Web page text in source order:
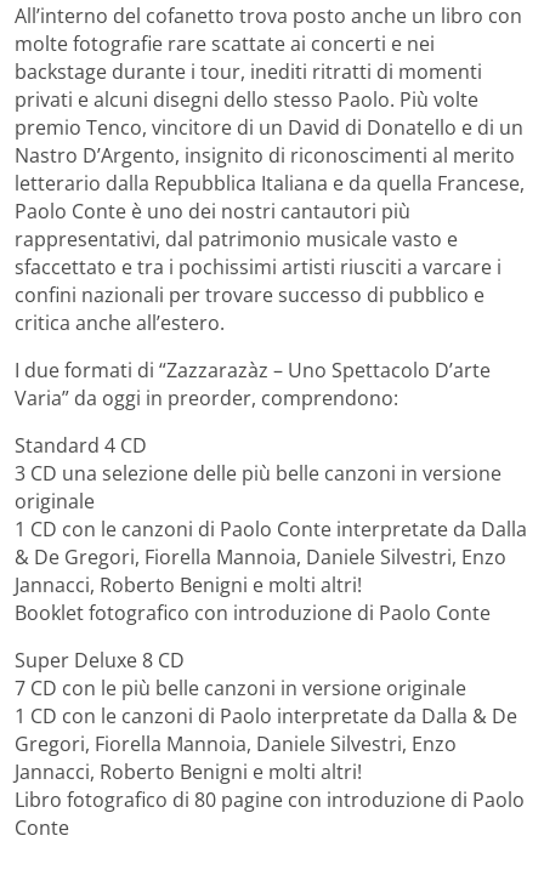
All’interno del cofanetto trova posto anche un libro con
molte fotografie rare scattate ai concerti e nei
backstage durante i tour, inediti ritratti di momenti
privati e alcuni disegni dello stesso Paolo. Più volte
premio Tenco, vincitore di un David di Donatello e di un
Nastro D’Argento, insignito di riconoscimenti al merito
letterario dalla Repubblica Italiana e da quella Francese,
Paolo Conte è uno dei nostri cantautori più
rappresentativi, dal patrimonio musicale vasto e
sfaccettato e tra i pochissimi artisti riusciti a varcare i
confini nazionali per trovare successo di pubblico e
critica anche all’estero.
I due formati di “Zazzarazàz – Uno Spettacolo D’arte
Varia” da oggi in preorder, comprendono:
Standard 4 CD
3 CD una selezione delle più belle canzoni in versione
originale
1 CD con le canzoni di Paolo Conte interpretate da Dalla
& De Gregori, Fiorella Mannoia, Daniele Silvestri, Enzo
Jannacci, Roberto Benigni e molti altri!
Booklet fotografico con introduzione di Paolo Conte
Super Deluxe 8 CD
7 CD con le più belle canzoni in versione originale
1 CD con le canzoni di Paolo interpretate da Dalla & De
Gregori, Fiorella Mannoia, Daniele Silvestri, Enzo
Jannacci, Roberto Benigni e molti altri!
Libro fotografico di 80 pagine con introduzione di Paolo
Conte